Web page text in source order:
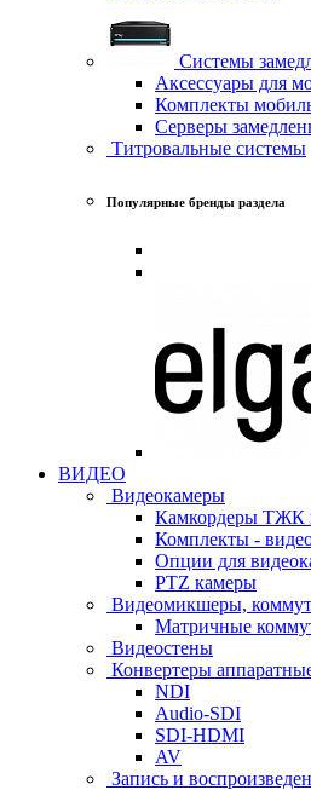
Системы
Аксессуары для
Комплекты
Серверы
Титровальные системы
Популярные бренды раздела
ВИДЕО
Видеокамеры
Камкордеры ТЖК
Комплекты -
Опции для
PTZ камеры
Видеомикшеры,
Матричные
Видеостены
Конвертеры
NDI
Audio-SDI
SDI-HDMI
AV
Запись и